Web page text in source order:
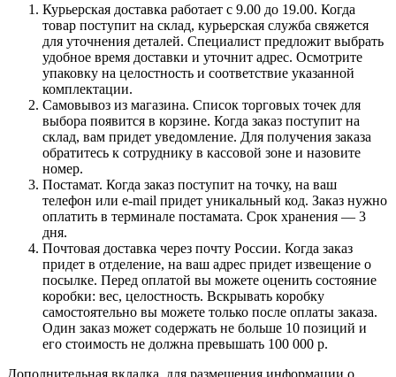
Курьерская доставка работает с 9.00 до 19.00. Когда
товар поступит на склад, курьерская служба свяжется
для уточнения деталей. Специалист предложит выбрать
удобное время доставки и уточнит адрес. Осмотрите
упаковку на целостность и соответствие указанной
комплектации.
Самовывоз из магазина. Список торговых точек для
выбора появится в корзине. Когда заказ поступит на
склад, вам придет уведомление. Для получения заказа
обратитесь к сотруднику в кассовой зоне и назовите
номер.
Постамат. Когда заказ поступит на точку, на ваш
телефон или e-mail придет уникальный код. Заказ нужно
оплатить в терминале постамата. Срок хранения — 3
дня.
Почтовая доставка через почту России. Когда заказ
придет в отделение, на ваш адрес придет извещение о
посылке. Перед оплатой вы можете оценить состояние
коробки: вес, целостность. Вскрывать коробку
самостоятельно вы можете только после оплаты заказа.
Один заказ может содержать не больше 10 позиций и
его стоимость не должна превышать 100 000 р.
Дополнительная вкладка, для размещения информации о